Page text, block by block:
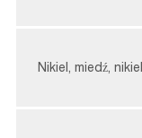
Nikiel, miedź,